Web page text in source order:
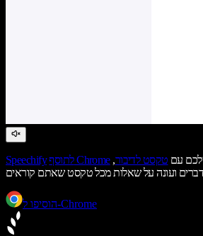
Speechify לתוסף Chrome עם טקסט לדיבור,
ועונה על שאלות מכל טקסט שאתם קוראים
הוסיפו ל-Chrome